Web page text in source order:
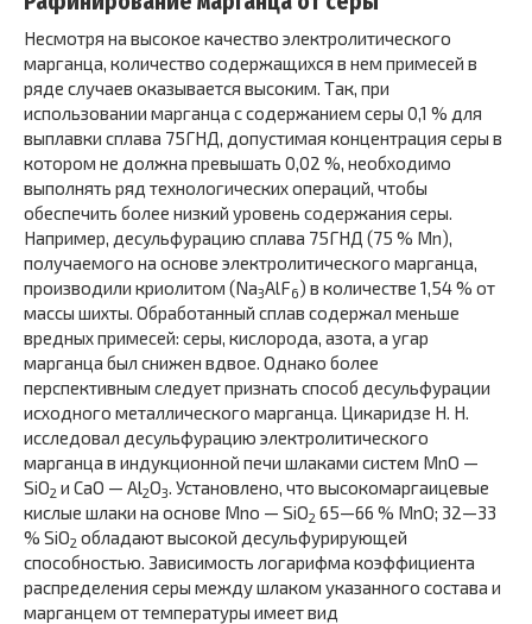
Несмотря на высокое качество электролитического
марганца, количество содержащихся в нем примесей в
ряде случаев оказывается высоким. Так, при
использовании марганца с содержанием серы 0,1 % для
выплавки сплава 75ГНД, допустимая концентрация серы в
котором не должна превышать 0,02 %, необходимо
выполнять ряд технологических операций, чтобы
обеспечить более низкий уровень содержания серы.
Например, десульфурацию сплава 75ГНД (75 % Mn),
получаемого на основе электролитического марганца,
производили криолитом (Na3AlF6) в количестве 1,54 % от
массы шихты. Обработанный сплав содержал меньше
вредных примесей: серы, кислорода, азота, а угар
марганца был снижен вдвое. Однако более
перспективным следует признать способ десульфурации
исходного металлического марганца. Цикаридзе Н. Н.
исследовал десульфурацию электролитического
марганца в индукционной печи шлаками систем MnO —
SiO2 и СаО — Al2O3. Установлено, что высокомаргаицевые
кислые шлаки на основе Mno — SiO2 65—66 % MnO; 32—33
% SiO2 обладают высокой десульфурирующей
способностью. Зависимость логарифма коэффициента
распределения серы между шлаком указанного состава и
марганцем от температуры имеет вид